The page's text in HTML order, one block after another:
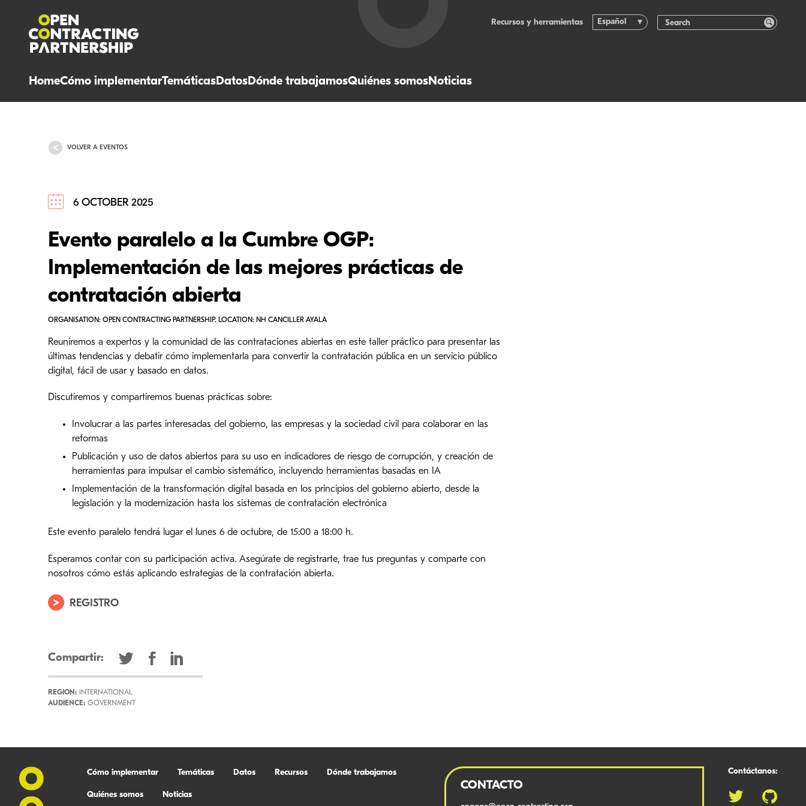
HomeCómo implementarTemáticasDatosDónde trabajamosQuiénes somosNoticias
Recursos y herramientas Español
VOLVER A EVENTOS
6 OCTOBER 2025
Evento paralelo a la Cumbre OGP:
Implementación de las mejores prácticas de
contratación abierta
ORGANISATION: OPEN CONTRACTING PARTNERSHIP. LOCATION: NH CANCILLER AYALA
Reuniremos a expertos y la comunidad de las contrataciones abiertas en este taller práctico para presentar las
últimas tendencias y debatir cómo implementarla para convertir la contratación pública en un servicio público
digital, fácil de usar y basado en datos.
Discutiremos y compartiremos buenas prácticas sobre:
Involucrar a las partes interesadas del gobierno, las empresas y la sociedad civil para colaborar en las
reformas
Publicación y uso de datos abiertos para su uso en indicadores de riesgo de corrupción, y creación de
herramientas para impulsar el cambio sistemático, incluyendo herramientas basadas en IA
Implementación de la transformación digital basada en los principios del gobierno abierto, desde la
legislación y la modernización hasta los sistemas de contratación electrónica
Este evento paralelo tendrá lugar el lunes 6 de octubre, de 15:00 a 18:00 h.
Esperamos contar con su participación activa. Asegúrate de registrarte, trae tus preguntas y comparte con
nosotros cómo estás aplicando estrategias de la contratación abierta.
REGISTRO
Compartir:
REGION: INTERNATIONAL
AUDIENCE: GOVERNMENT
Cómo implementar Temáticas Datos Recursos Dónde trabajamos
Quiénes somos Noticias
CONTACTO
Contáctanos: